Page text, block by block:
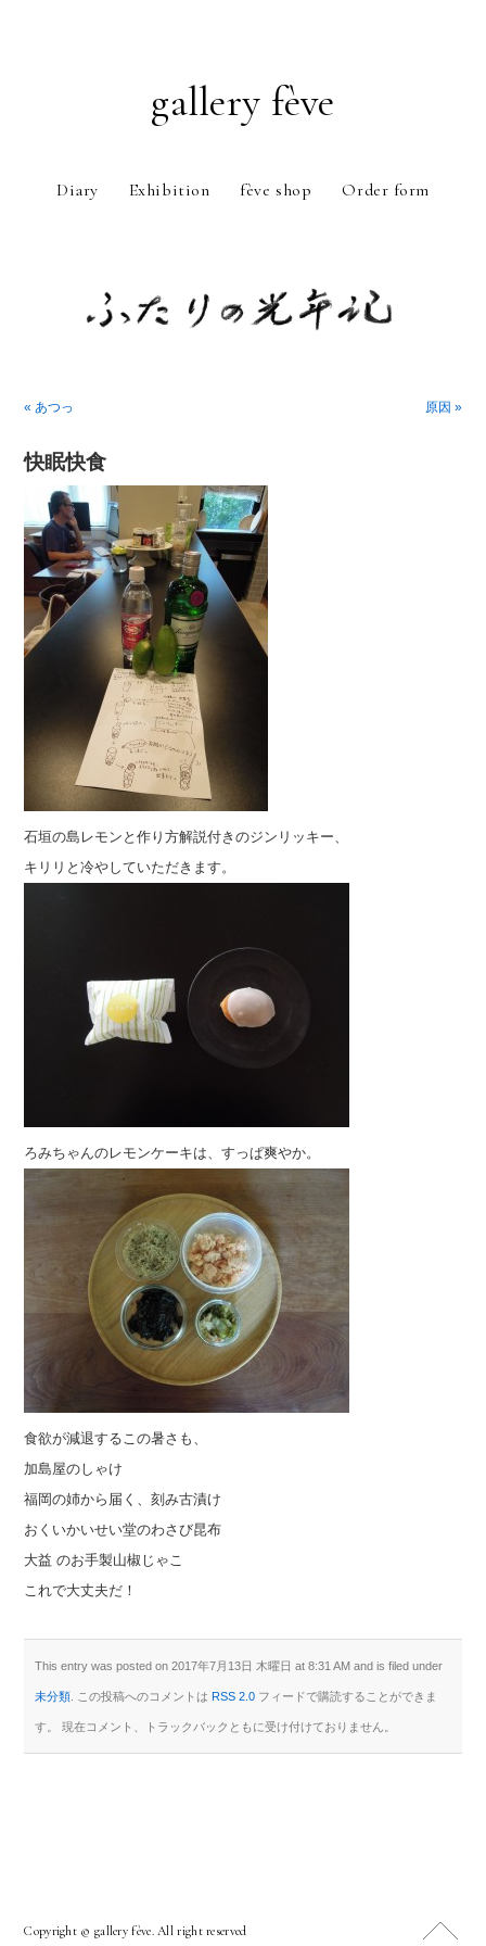
gallery fève
Diary Exhibition fève shop Order form
« あつっ
原因 »
快眠快食
石垣の島レモンと作り方解説付きのジンリッキー、
キリリと冷やしていただきます。
ろみちゃんのレモンケーキは、すっぱ爽やか。
食欲が減退するこの暑さも、
加島屋のしゃけ
福岡の姉から届く、刻み古漬け
おくいかいせい堂のわさび昆布
大益 のお手製山椒じゃこ
これで大丈夫だ！
This entry was posted on 2017年7月13日 木曜日 at 8:31 AM and is filed under
未分類 . この投稿へのコメントはRSS 2.0 フィードで購読することができま
す。 現在コメント、トラックバックともに受け付けておりません。
Copyright © gallery fève. All right reserved